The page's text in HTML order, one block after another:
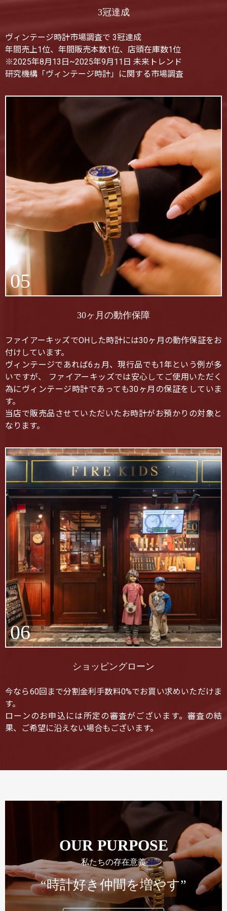
3冠達成
ヴィンテージ時計市場調査で 3冠達成
年間売上1位、年間販売本数1位、店頭在庫数1位
※2025年8月13日~2025年9月11日 未来トレンド
研究機構「ヴィンテージ時計」に関する市場調査
05
30ヶ月の動作保障
ファイアーキッズでOHした時計には30ヶ月の動作保証をお
付けしています。
ヴィンテージであれば6ヵ月、現行品でも1年という例が多
いですが、 ファイアーキッズでは安心してご使用いただく
為にヴィンテージ時計であっても30ヶ月の保証をしていま
す。
当店で販売品させていただいたお時計がお預かりの対象と
なります。
06
ショッピングローン
今なら60回まで分割金利手数料0%でお買い求めいただけま
す。
ローンのお申込には所定の審査がございます。審査の結
果、ご希望に沿えない場合もございます。
OUR PURPOSE
私たちの存在意義
“時計好き仲間を増やす”